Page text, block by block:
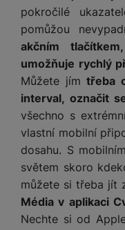
a
c
k
p
y
S
o
w
a
r
e
F
r
y
K
t
k
y
A
bí
je
č
k
c
h
y
tr
ý
m
h
di
P
ří
s
š
e
n
s
t
v
r
b
e
l
y
a
r
e
u
k
c
e
v
p
r
o
c
h
y
t
r
o
d
i
pokročilé
pomůžou
akčním
umožňuje rychlý
Můžete jímtřeba
interval, označit
všechno s
vlastní mobilní
dosahu. S
světem skoro
můžete si třeba jít
Média v aplikaci
Nechte si od